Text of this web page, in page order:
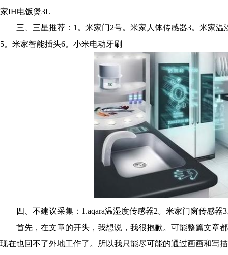
家IH电饭煲3L
三、三星推荐：1。米家门2号。米家人体传感器3。米家温
5。米家智能插头6。小米电动牙刷
四、不建议采集：1.aqara温湿度传感器2。米家门窗传感器
首先，在文章的开头，我想说，我很抱歉。可能整篇文章
现在也回不了外地工作了。所以我只能尽可能的通过画画和写